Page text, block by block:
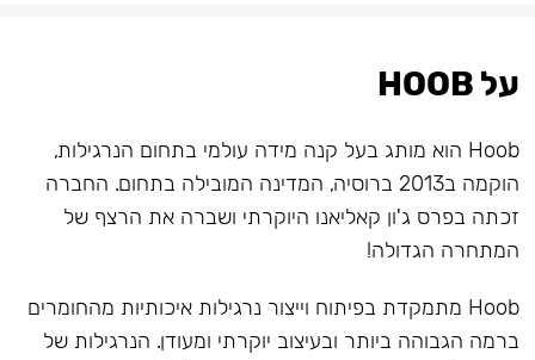
על HOOB
Hoob הוא מותג בעל קנה מידה עולמי בתחום הנרגילות,
הוקמה ב2013 ברוסיה, המדינה המובילה בתחום. החברה
זכתה בפרס ג'ון קאליאנו היוקרתי ושברה את הרצף של
המתחרה הגדולה!
Hoob מתמקדת בפיתוח וייצור נרגילות איכותיות מהחומרים
ברמה הגבוהה ביותר ובעיצוב יוקרתי ומעודן. הנרגילות של